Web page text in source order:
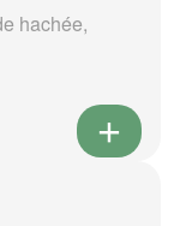
hachée,